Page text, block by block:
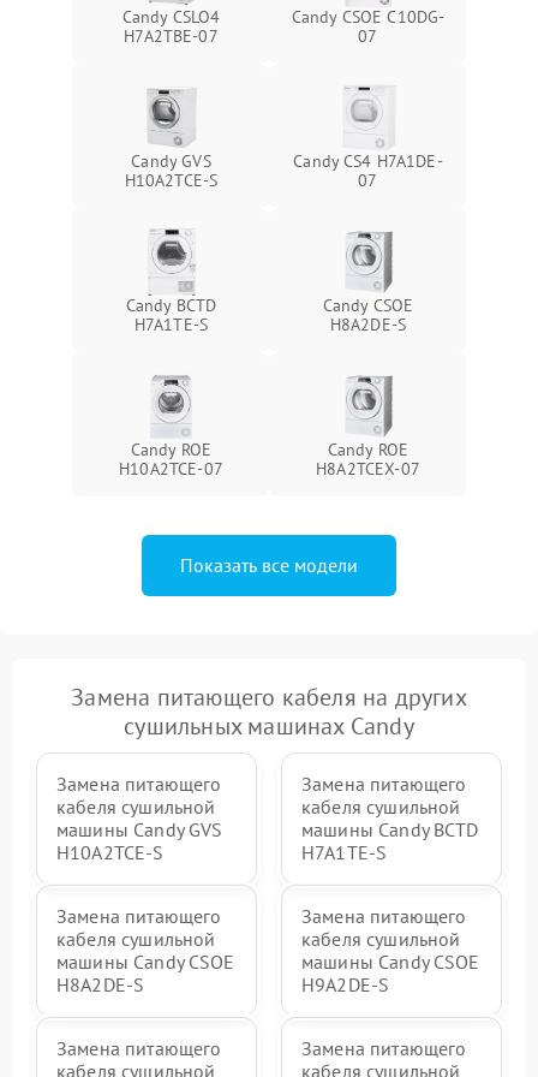
Candy CSLO4
H7A2TBE-07
Candy CSOE C10DG-
07
Candy GVS
H10A2TCE-S
Candy CS4 H7A1DE-
07
Candy BCTD
H7A1TE-S
Candy CSOE
H8A2DE-S
Candy ROE
H10A2TCE-07
Candy ROE
H8A2TCEX-07
Показать все модели
Замена питающего кабеля на других
сушильных машинах Candy
Замена питающего
кабеля сушильной
машины Candy GVS
H10A2TCE-S
Замена питающего
кабеля сушильной
машины Candy BCTD
H7A1TE-S
Замена питающего
кабеля сушильной
машины Candy CSOE
H8A2DE-S
Замена питающего
кабеля сушильной
машины Candy CSOE
H9A2DE-S
Замена питающего
кабеля сушильной
Замена питающего
кабеля сушильной